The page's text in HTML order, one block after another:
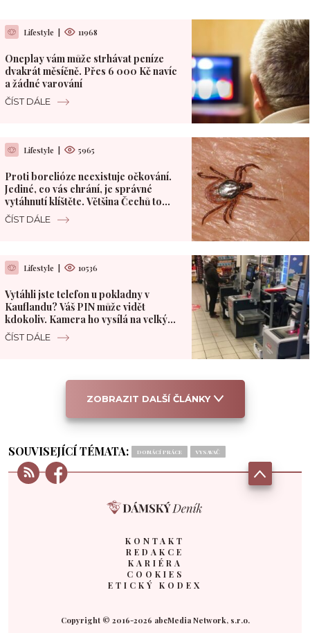
Lifestyle | 11968
Oneplay vám může strhávat peníze
dvakrát měsíčně. Přes 6 000 Kč navíc
a žádné varování
ČÍST DÁLE
Lifestyle | 5965
Proti borelióze neexistuje očkování.
Jediné, co vás chrání, je správné
vytáhnutí klíštěte. Většina Čechů to
dělá špatně
ČÍST DÁLE
Lifestyle | 10536
Vytáhli jste telefon u pokladny v
Kauflandu? Váš PIN může vidět
kdokoliv. Kamera ho vysílá na velký
monitor
ČÍST DÁLE
ZOBRAZIT DALŠÍ ČLÁNKY
SOUVISEJÍCÍ TÉMATA: DOMÁCÍ PRÁCE VYSAVAČ
KONTAKT
REDAKCE
KARIÉRA
COOKIES
ETICKÝ KODEX
Copyright © 2016-2026 abcMedia Network, s.r.o.